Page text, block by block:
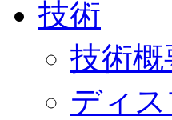
技術
技術概
ディ